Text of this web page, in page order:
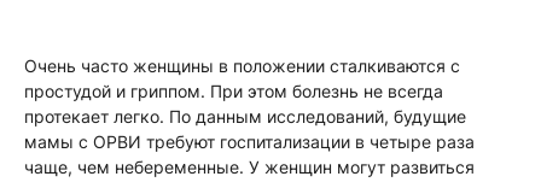
Очень часто женщины в положении сталкиваются с
простудой и гриппом. При этом болезнь не всегда
протекает легко. По данным исследований, будущие
мамы с ОРВИ требуют госпитализации в четыре раза
чаще, чем небеременные. У женщин могут развиться